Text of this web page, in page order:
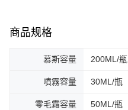
商品规格
慕斯容量 200ML/瓶
噴霧容量 30ML/瓶
零毛霜容量 50ML/瓶